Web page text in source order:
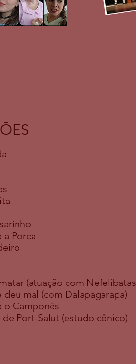
Porca
(atuação com
mal (com Dalapagarapa)
Camponês
Port-Salut (estudo cênico)